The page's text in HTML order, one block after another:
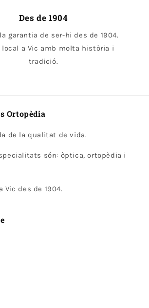
Des de 1904
garantia de ser-hi des de 1904.
local a Vic amb molta història i
tradició.
Ortopèdia
de la qualitat de vida.
són: òptica, ortopèdia i
Vic des de 1904.